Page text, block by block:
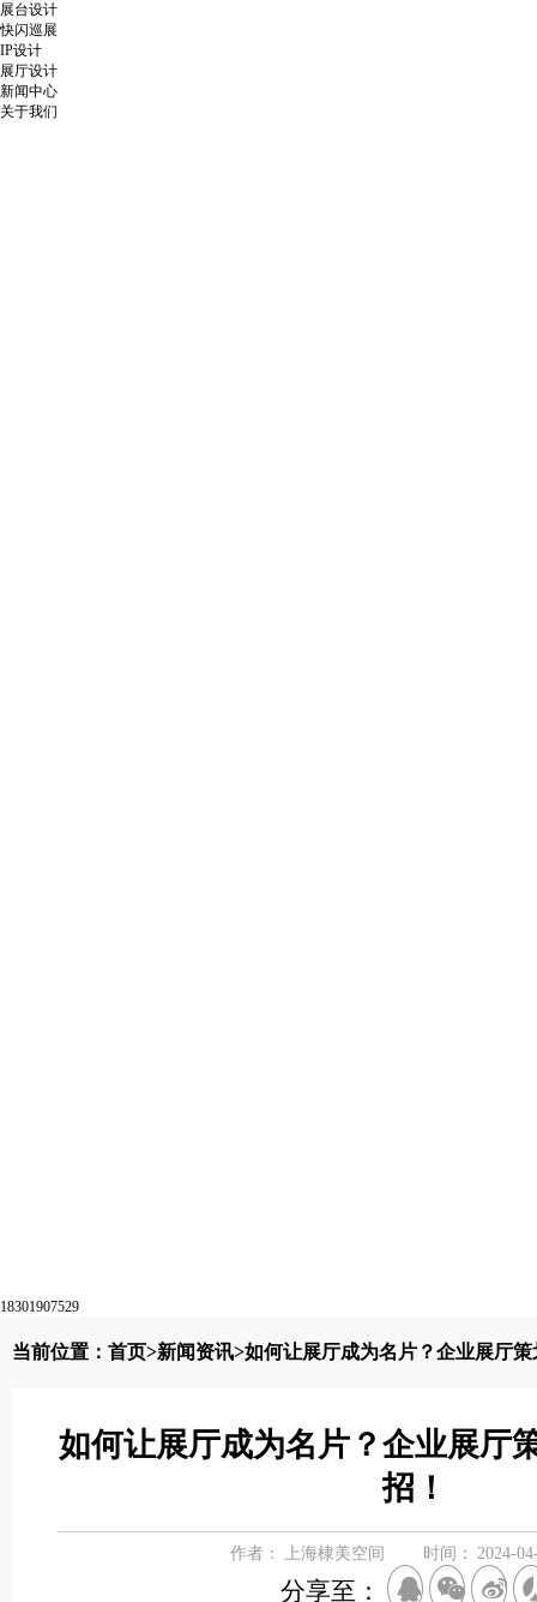
展台设计
快闪巡展
IP设计
展厅设计
新闻中心
关于我们
18301907529
当前位置： 首页>新闻资讯>如何让展厅成为名片？企业展厅
如何让展厅成为名片？企业展厅
招！
作者： 上海棣美空间 时间： 2024-
分享至：